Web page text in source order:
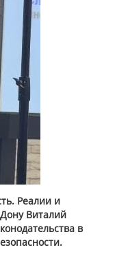
Реалии и
Виталий
в